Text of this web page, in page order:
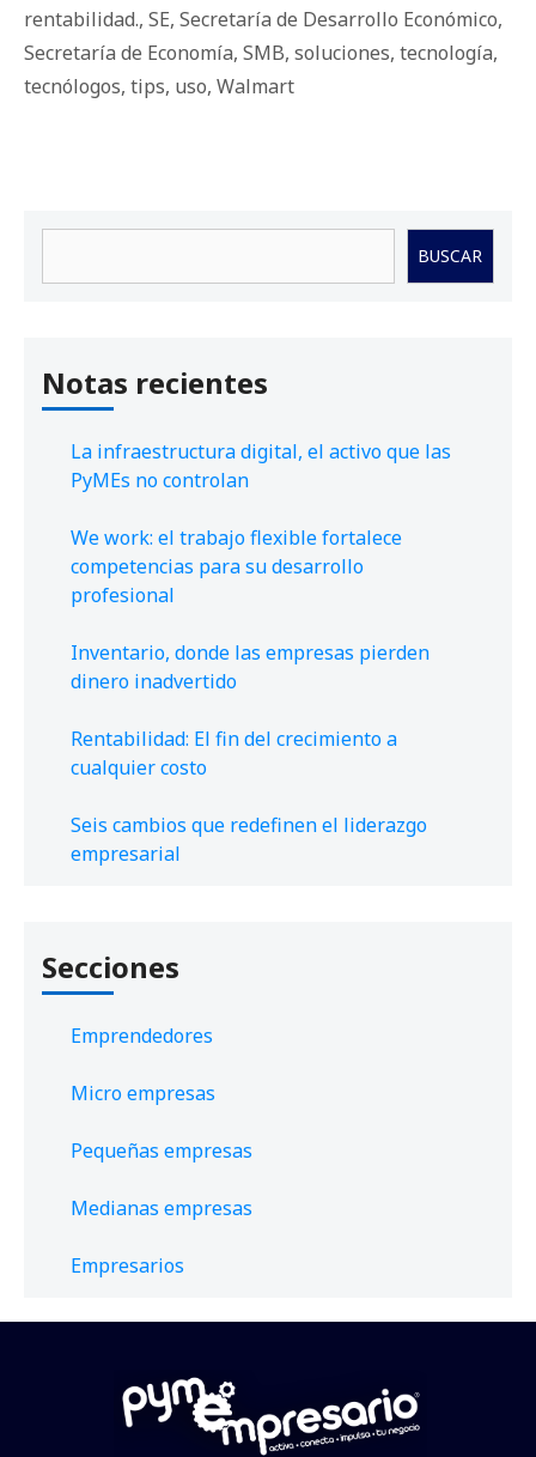
rentabilidad., SE, Secretaría de Desarrollo Económico,
Secretaría de Economía, SMB, soluciones, tecnología,
tecnólogos, tips, uso, Walmart
BUSCAR
Notas recientes
La infraestructura digital, el activo que las
PyMEs no controlan
We work: el trabajo flexible fortalece
competencias para su desarrollo
profesional
Inventario, donde las empresas pierden
dinero inadvertido
Rentabilidad: El fin del crecimiento a
cualquier costo
Seis cambios que redefinen el liderazgo
empresarial
Secciones
Emprendedores
Micro empresas
Pequeñas empresas
Medianas empresas
Empresarios